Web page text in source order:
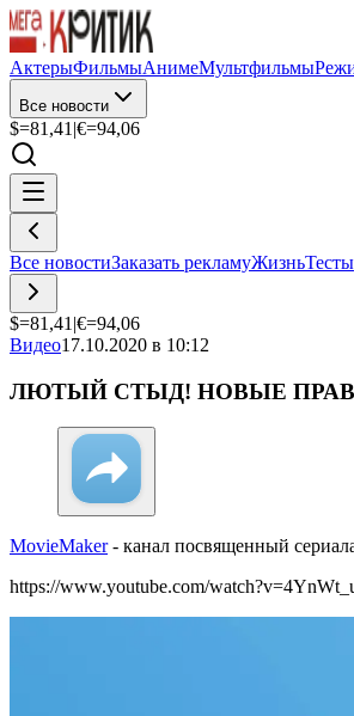
АктерыФильмыАнимеМультфильмы
Все новости
$=81,41 |€=94,06
Все новостиЗаказать рекламуЖизньТесты
$=81,41 |€=94,06
Видео17.10.2020 в 10:12
ЛЮТЫЙ СТЫД! НОВЫЕ
MovieMaker- канал посвященный
https://www.youtube.com/